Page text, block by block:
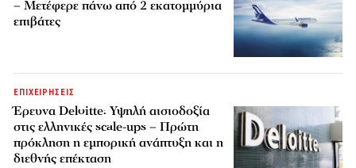
– Μετέφερε πάνω από 2 εκατομμύρια
επιβάτες
ΕΠΙΧΕΙΡΗΣΕΙΣ
Έρευνα Deloitte: Υψηλή αισιοδοξία
στις ελληνικές scale-ups – Πρώτη
πρόκληση η εμπορική ανάπτυξη και η
διεθνής επέκταση